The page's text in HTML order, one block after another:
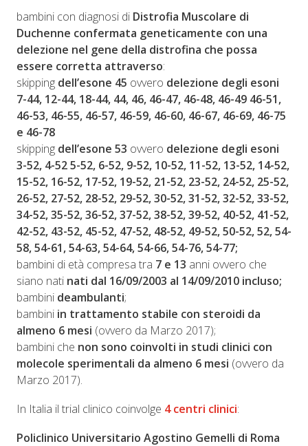
bambini con diagnosi di Distrofia Muscolare di
Duchenne confermata geneticamente con una
delezione nel gene della distrofina che possa
essere corretta attraverso:
skipping dell’esone 45 ovvero delezione degli esoni
7-44, 12-44, 18-44, 44, 46, 46-47, 46-48, 46-49 46-51,
46-53, 46-55, 46-57, 46-59, 46-60, 46-67, 46-69, 46-75
e 46-78
skipping dell’esone 53 ovvero delezione degli esoni
3-52, 4-52 5-52, 6-52, 9-52, 10-52, 11-52, 13-52, 14-52,
15-52, 16-52, 17-52, 19-52, 21-52, 23-52, 24-52, 25-52,
26-52, 27-52, 28-52, 29-52, 30-52, 31-52, 32-52, 33-52,
34-52, 35-52, 36-52, 37-52, 38-52, 39-52, 40-52, 41-52,
42-52, 43-52, 45-52, 47-52, 48-52, 49-52, 50-52, 52, 54-
58, 54-61, 54-63, 54-64, 54-66, 54-76, 54-77;
bambini di età compresa tra 7 e 13 anni ovvero che
siano nati nati dal 16/09/2003 al 14/09/2010 incluso;
bambini deambulanti;
bambini in trattamento stabile con steroidi da
almeno 6 mesi (ovvero da Marzo 2017);
bambini che non sono coinvolti in studi clinici con
molecole sperimentali da almeno 6 mesi (ovvero da
Marzo 2017).
In Italia il trial clinico coinvolge 4 centri clinici:
Policlinico Universitario Agostino Gemelli di Roma